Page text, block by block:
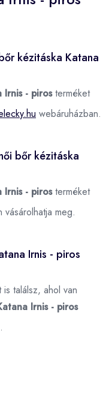
kézitáska Katana
Irnis - pirosterméket
webáruházban.
bőr kézitáska
Irnis - pirosterméket
vásárolhatja meg.
Irnis - piros
találsz, ahol van
Irnis - piros